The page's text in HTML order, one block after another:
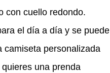
con cuello redondo.
el día a día y se puede
camiseta personalizada
una prenda